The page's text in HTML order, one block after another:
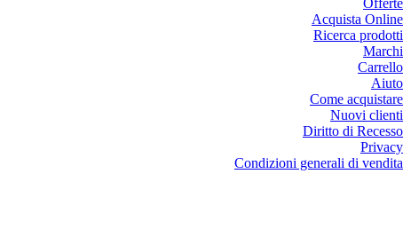
Offerte
Acquista Online
Ricerca prodotti
Marchi
Carrello
Aiuto
Come acquistare
Nuovi clienti
Diritto di Recesso
Privacy
Condizioni generali di vendita